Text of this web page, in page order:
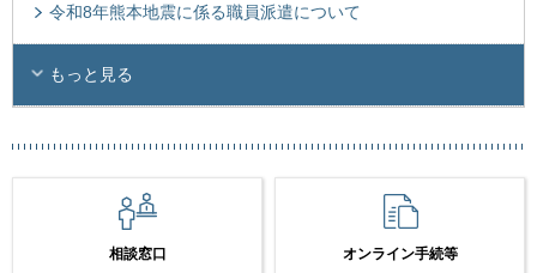
令和8年熊本地震に係る職員派遣について
もっと見る
相談窓口 オンライン手続等